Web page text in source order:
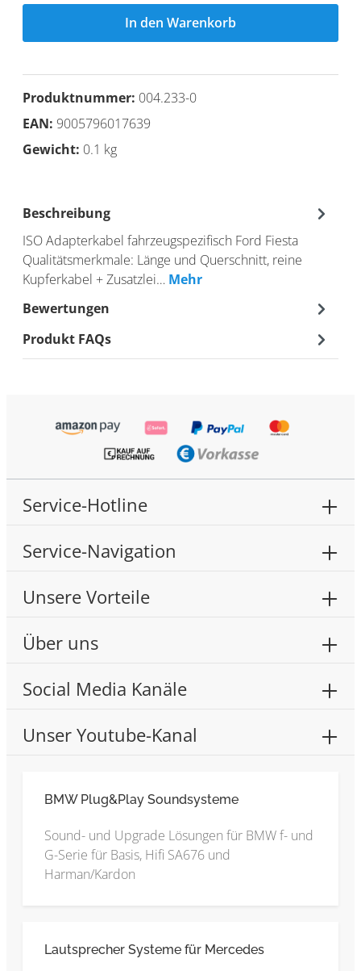
In den Warenkorb
Produktnummer: 004.233-0
EAN: 9005796017639
Gewicht: 0.1 kg
Beschreibung
ISO Adapterkabel fahrzeugspezifisch Ford Fiesta
Qualitätsmerkmale: Länge und Querschnitt, reine
Kupferkabel + Zusatzlei… Mehr
Bewertungen
Produkt FAQs
Service-Hotline
Service-Navigation
Unsere Vorteile
Über uns
Social Media Kanäle
Unser Youtube-Kanal
BMW Plug&Play Soundsysteme
Sound- und Upgrade Lösungen für BMW f- und
G-Serie für Basis, Hifi SA676 und
Harman/Kardon
Lautsprecher Systeme für Mercedes